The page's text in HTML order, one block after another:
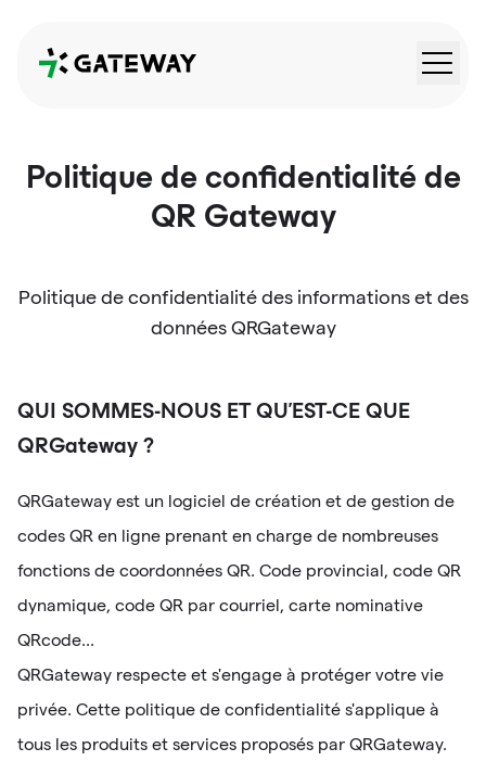
QRGateway
Politique de confidentialité de
QR Gateway
Politique de confidentialité des informations et des
données QRGateway
QUI SOMMES-NOUS ET QU'EST-CE QUE
QRGateway ?
QRGateway est un logiciel de création et de gestion de
codes QR en ligne prenant en charge de nombreuses
fonctions de coordonnées QR. Code provincial, code QR
dynamique, code QR par courriel, carte nominative
QRcode...
QRGateway respecte et s'engage à protéger votre vie
privée. Cette politique de confidentialité s'applique à
tous les produits et services proposés par QRGateway.